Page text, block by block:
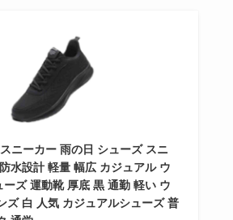
ニーカー 雨の日 シューズ スニ
水設計 軽量 幅広 カジュアル ウ
ーズ 運動靴 厚底 黒 通勤 軽い ウ
ズ 白 人気 カジュアルシューズ 普